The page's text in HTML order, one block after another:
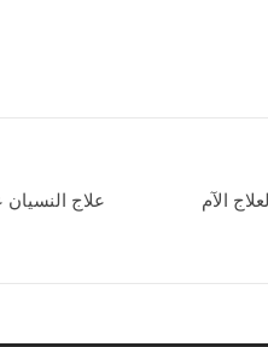
الآم
علاج النسيان